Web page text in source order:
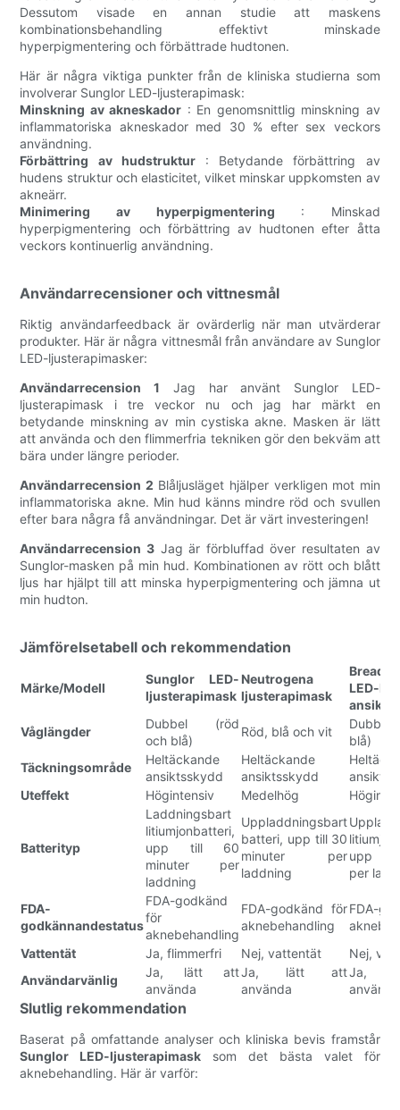
Dessutom visade en annan studie att maskens
kombinationsbehandling effektivt minskade
hyperpigmentering och förbättrade hudtonen.
Här är några viktiga punkter från de kliniska studierna som
involverar Sunglor LED-ljusterapimask:
Minskning av akneskador : En genomsnittlig minskning av
inflammatoriska akneskador med 30 % efter sex veckors
användning.
Förbättring av hudstruktur: Betydande förbättring av
hudens struktur och elasticitet, vilket minskar uppkomsten av
akneärr.
Minimering av hyperpigmentering : Minskad
hyperpigmentering och förbättring av hudtonen efter åtta
veckors kontinuerlig användning.
Användarrecensioner och vittnesmål
Riktig användarfeedback är ovärderlig när man utvärderar
produkter. Här är några vittnesmål från användare av Sunglor
LED-ljusterapimasker:
Användarrecension 1 Jag har använt Sunglor LED-
ljusterapimask i tre veckor nu och jag har märkt en
betydande minskning av min cystiska akne. Masken är lätt
att använda och den flimmerfria tekniken gör den bekväm att
bära under längre perioder.
Användarrecension 2 Blåljusläget hjälper verkligen mot min
inflammatoriska akne. Min hud känns mindre röd och svullen
efter bara några få användningar. Det är värt investeringen!
Användarrecension 3 Jag är förbluffad över resultaten av
Sunglor-masken på min hud. Kombinationen av rött och blått
ljus har hjälpt till att minska hyperpigmentering och jämna ut
min hudton.
Jämförelsetabell och rekommendation
Märke/Modell
Sunglor LED-
ljusterapimask
Neutrogena
ljusterapimask
Bread
LED-
Våglängder
Dubbel (röd
och blå)
Röd, blå och vit
blå)
Täckningsområde
Heltäckande
ansiktsskydd
Heltäckande
ansiktsskydd
Uteffekt
Högintensiv Medelhög
Batterityp
Laddningsbart
litiumjonbatteri,
upp till 60
minuter per
laddning
Uppladdningsbart
batteri, upp till 30
minuter per
laddning
upp till
per
FDA-
godkännandestatus
FDA-godkänd
för
aknebehandling
FDA-godkänd för
aknebehandling
FDA-
Vattentät
Ja, flimmerfri Nej, vattentät
Nej,
Användarvänlig
Ja, lätt att
använda
Ja, lätt att
använda
Ja,
använda
Slutlig rekommendation
Baserat på omfattande analyser och kliniska bevis framstår
Sunglor LED-ljusterapimask som det bästa valet för
aknebehandling. Här är varför: